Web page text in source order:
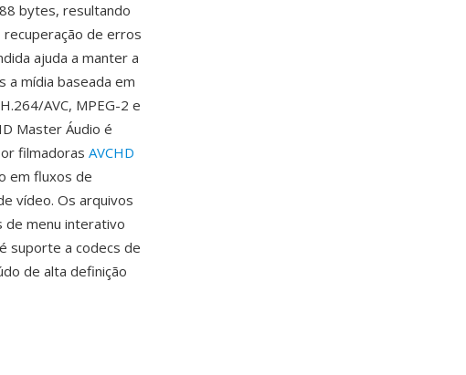
bytes, resultando
de erros
ajuda a manter a
a mídia baseada em
AVC, MPEG-2 e
Master Áudio é
filmadoras AVCHD
em fluxos de
vídeo. Os arquivos
de menu interativo
suporte a codecs de
de alta definição